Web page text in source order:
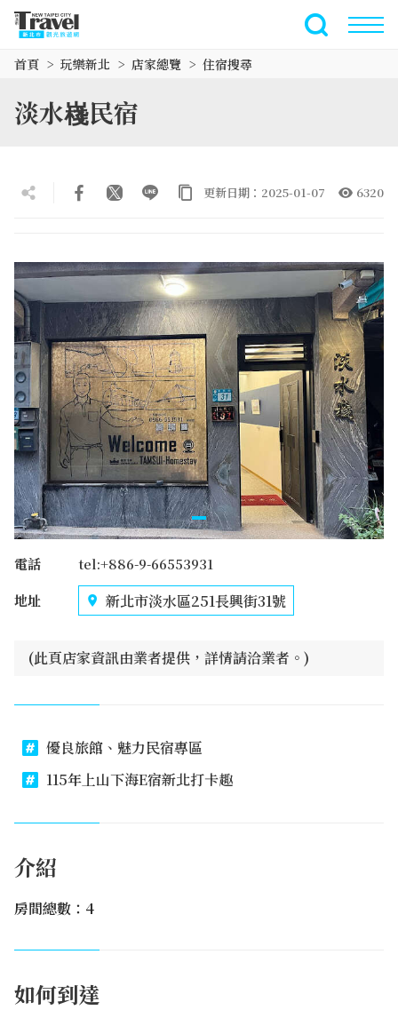
全文檢索
首頁 玩樂新北 店家總覽 住宿搜尋
淡水嶘民宿
更新日期：2025-01-07 6320
電話
tel:+886-9-66553931
地址
新北市淡水區251長興街31號
(此頁店家資訊由業者提供，詳情請洽業者。)
優良旅館、魅力民宿專區
115年上山下海E宿新北打卡趣
介紹
房間總數：4
如何到達